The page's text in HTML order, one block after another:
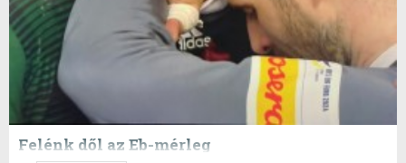
Felénk dől az Eb-mérleg